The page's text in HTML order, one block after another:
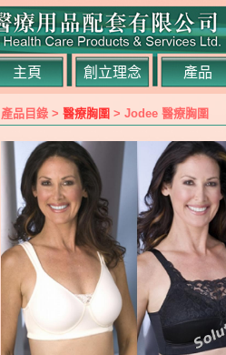
主頁 創立理念 產品
產品目錄 > 醫療胸圍 > Jodee 醫療胸圍